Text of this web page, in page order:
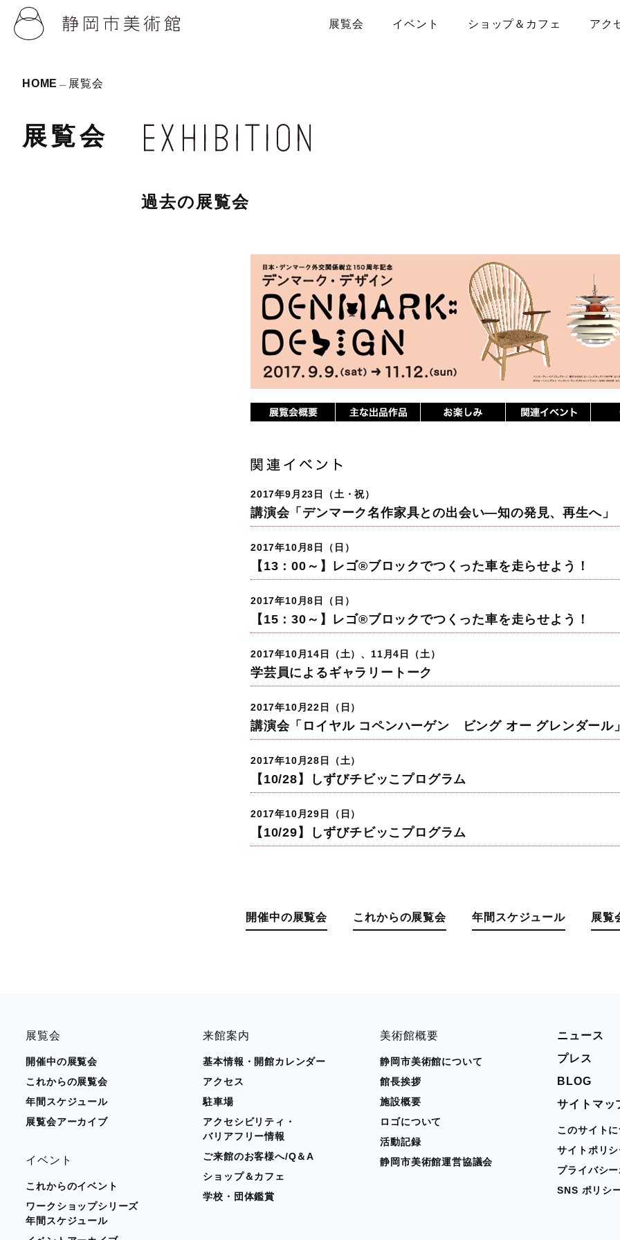
展覧会 イベント ショップ＆カフェ アク
HOME 展覧会
展覧会
過去の展覧会
2017年9月23日（土・祝）
講演会「デンマーク名作家具との出会い―知の発見、再生へ」
2017年10月8日（日）
【13：00～】レゴ®ブロックでつくった車を走らせよう！
2017年10月8日（日）
【15：30～】レゴ®ブロックでつくった車を走らせよう！
2017年10月14日（土）、11月4日（土）
学芸員によるギャラリートーク
2017年10月22日（日）
講演会「ロイヤル コペンハーゲン ビング オー グレンダール」
2017年10月28日（土）
【10/28】しずびチビッこプログラム
2017年10月29日（日）
【10/29】しずびチビッこプログラム
開催中の展覧会 これからの展覧会 年間スケジュール 展覧
展覧会
開催中の展覧会
これからの展覧会
年間スケジュール
展覧会アーカイブ
イベント
これからのイベント
ワークショップシリーズ
年間スケジュール
来館案内
基本情報・開館カレンダー
アクセス
駐車場
アクセシビリティ・
バリアフリー情報
ご来館のお客様へ/Q＆A
ショップ＆カフェ
学校・団体鑑賞
美術館概要
静岡市美術館について
館長挨拶
施設概要
ロゴについて
活動記録
静岡市美術館運営協議会
ニュース
プレス
BLOG
サイトマッ
このサイト
サイトポリシ
プライバシ
SNS ポリシ